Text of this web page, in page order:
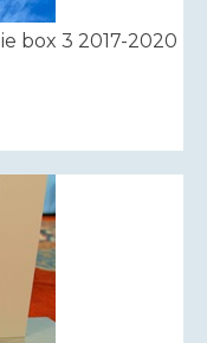
box 3 2017-2020